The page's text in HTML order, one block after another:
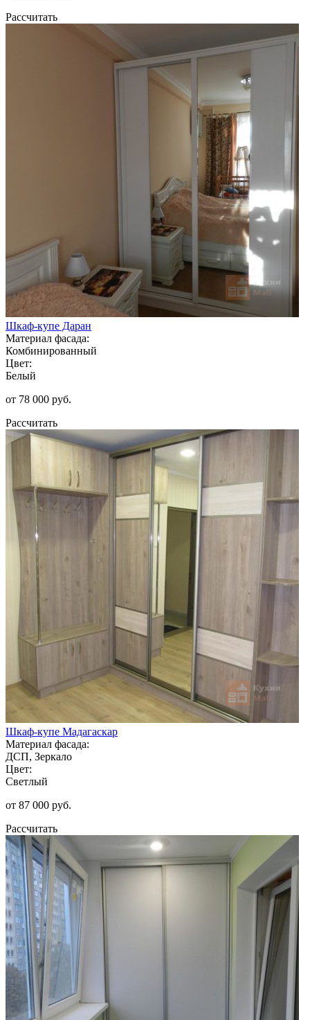
Рассчитать
Шкаф-купе Даран
Материал фасада:
Комбинированный
Цвет:
Белый
от 78 000 руб.
Рассчитать
Шкаф-купе Мадагаскар
Материал фасада:
ДСП, Зеркало
Цвет:
Светлый
от 87 000 руб.
Рассчитать